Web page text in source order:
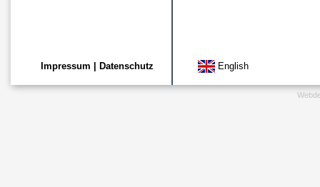
Impressum Datenschutz English